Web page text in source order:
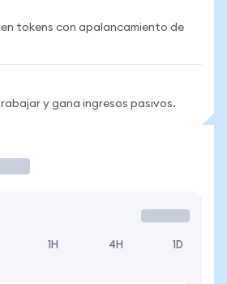
tokens con apalancamiento de
y gana ingresos pasivos.
1H 4H 1D